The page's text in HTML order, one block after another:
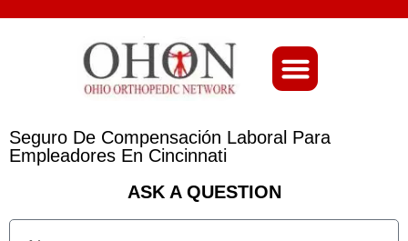
Seguro De Compensación Laboral Para
Empleadores En Cincinnati
ASK A QUESTION